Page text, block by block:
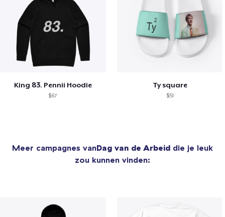
King 83. Pennii Hoodie
$67
Ty square
$51
Meer campagnes vanDag van de Arbeid die je leuk
zou kunnen vinden: